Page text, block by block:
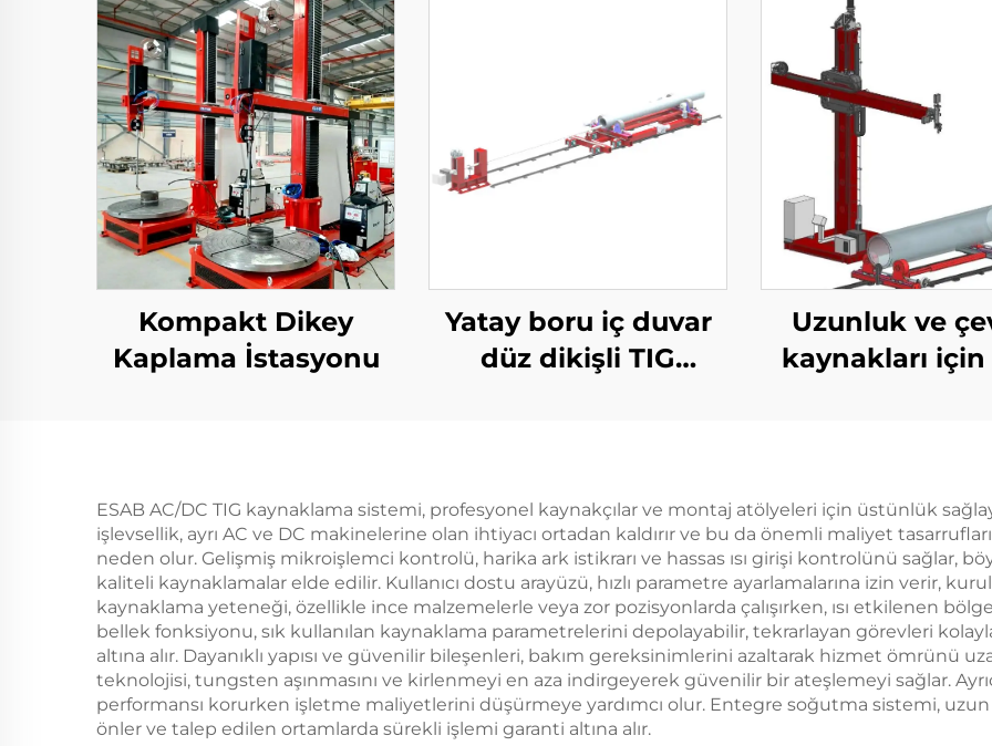
Kompakt Dikey
Kaplama İstasyonu
Yatay boru iç duvar
düz dikişli TIG
Uzunluk ve
kaynakları için
ESAB AC/DC TIG kaynaklama sistemi, profesyonel kaynakçılar ve montaj atölyeleri için üstünlük
işlevsellik, ayrı AC ve DC makinelerine olan ihtiyacı ortadan kaldırır ve bu da önemli maliyet
neden olur. Gelişmiş mikroişlemci kontrolü, harika ark istikrarı ve hassas ısı girişi kontrolünü sağlar,
kaliteli kaynaklamalar elde edilir. Kullanıcı dostu arayüzü, hızlı parametre ayarlamalarına izin verir,
kaynaklama yeteneği, özellikle ince malzemelerle veya zor pozisyonlarda çalışırken, ısı etkilenen
bellek fonksiyonu, sık kullanılan kaynaklama parametrelerini depolayabilir, tekrarlayan görevleri
altına alır. Dayanıklı yapısı ve güvenilir bileşenleri, bakım gereksinimlerini azaltarak hizmet ömrünü
teknolojisi, tungsten aşınmasını ve kirlenmeyi en aza indirgeyerek güvenilir bir ateşlemeyi sağlar.
performansı korurken işletme maliyetlerini düşürmeye yardımcı olur. Entegre soğutma sistemi, uzun
önler ve talep edilen ortamlarda sürekli işlemi garanti altına alır.